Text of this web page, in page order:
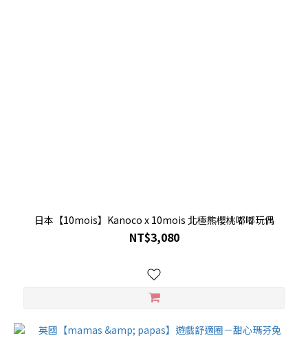
日本【10mois】Kanoco x 10mois 北極熊櫻桃嘟嘟玩偶
NT$3,080